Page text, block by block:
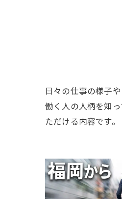
日々の仕事の様子
働く人の人柄を知
ただける内容です。